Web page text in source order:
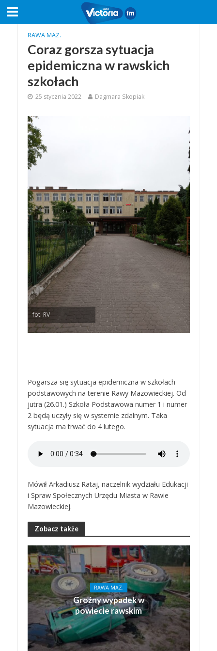
RAWA MAZ.
Coraz gorsza sytuacja
epidemiczna w rawskich
szkołach
25 stycznia 2022 Dagmara Skopiak
fot. RV
Pogarsza się sytuacja epidemiczna w szkołach
podstawowych na terenie Rawy Mazowieckiej. Od
jutra (26.01.) Szkoła Podstawowa numer 1 i numer
2 będą uczyły się w systemie zdalnym. Taka
sytuacja ma trwać do 4 lutego.
Mówił Arkadiusz Rataj, naczelnik wydziału Edukacji
i Spraw Społecznych Urzędu Miasta w Rawie
Mazowieckiej.
Zobacz także
RAWA MAZ.
Groźny wypadek w
powiecie rawskim